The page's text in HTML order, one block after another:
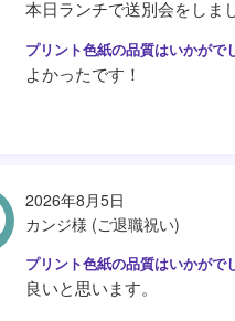
本日ランチで送別会をしま
よかったです！
2026年8月5日
カンジ様 (ご退職祝い)
良いと思います。